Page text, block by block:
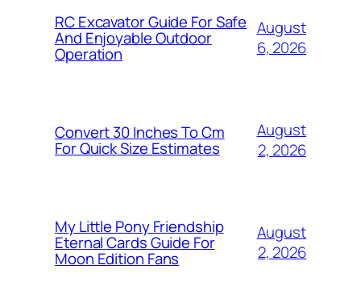
RC Excavator Guide For Safe
And Enjoyable Outdoor
Operation
August
6, 2026
Convert 30 Inches To Cm
For Quick Size Estimates
August
2, 2026
My Little Pony Friendship
Eternal Cards Guide For
Moon Edition Fans
August
2, 2026